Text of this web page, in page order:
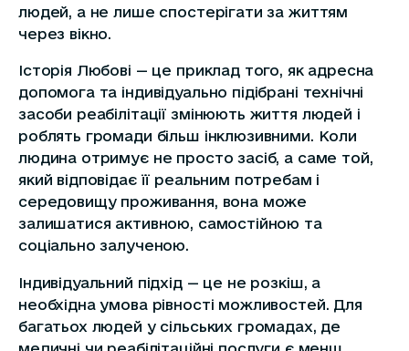
людей, а не лише спостерігати за життям
через вікно.
Історія Любові — це приклад того, як адресна
допомога та індивідуально підібрані технічні
засоби реабілітації змінюють життя людей і
роблять громади більш інклюзивними. Коли
людина отримує не просто засіб, а саме той,
який відповідає її реальним потребам і
середовищу проживання, вона може
залишатися активною, самостійною та
соціально залученою.
Індивідуальний підхід — це не розкіш, а
необхідна умова рівності можливостей. Для
багатьох людей у сільських громадах, де